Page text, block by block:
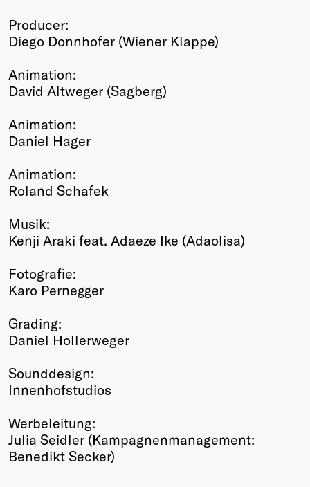
Producer:
Diego Donnhofer (Wiener Klappe)
Animation:
David Altweger (Sagberg)
Animation:
Daniel Hager
Animation:
Roland Schafek
Musik:
Kenji Araki feat. Adaeze Ike (Adaolisa)
Fotografie:
Karo Pernegger
Grading:
Daniel Hollerweger
Sounddesign:
Innenhofstudios
Werbeleitung:
Julia Seidler (Kampagnenmanagement:
Benedikt Secker)